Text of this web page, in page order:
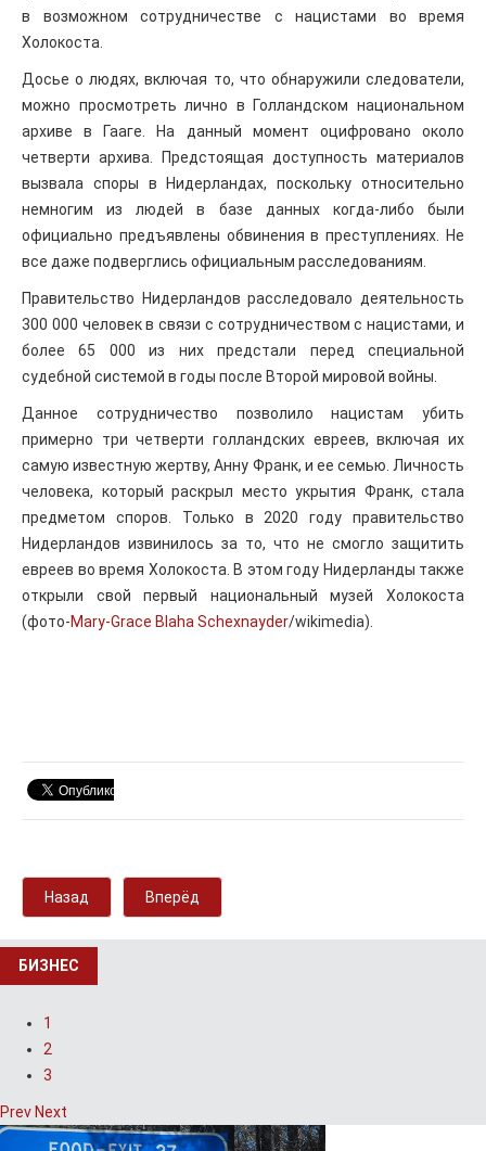
в возможном сотрудничестве с нацистами во время
Холокоста.
Досье о людях, включая то, что обнаружили следователи,
можно просмотреть лично в Голландском национальном
архиве в Гааге. На данный момент оцифровано около
четверти архива. Предстоящая доступность материалов
вызвала споры в Нидерландах, поскольку относительно
немногим из людей в базе данных когда-либо были
официально предъявлены обвинения в преступлениях. Не
все даже подверглись официальным расследованиям.
Правительство Нидерландов расследовало деятельность
300 000 человек в связи с сотрудничеством с нацистами, и
более 65 000 из них предстали перед специальной
судебной системой в годы после Второй мировой войны.
Данное сотрудничество позволило нацистам убить
примерно три четверти голландских евреев, включая их
самую известную жертву, Анну Франк, и ее семью. Личность
человека, который раскрыл место укрытия Франк, стала
предметом споров. Только в 2020 году правительство
Нидерландов извинилось за то, что не смогло защитить
евреев во время Холокоста. В этом году Нидерланды также
открыли свой первый национальный музей Холокоста
(фото-Mary-Grace Blaha Schexnayder/wikimedia).
Назад Вперёд
БИЗНЕС
1
2
3
Prev Next